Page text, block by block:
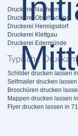
Druckerei Nattheim
Druckerei Oberhaching
Druckerei Hennigsdorf
Druckerei Klettgau
Druckerei Edermünde
Typische
Schilder drucken lassen
Selfmailer drucken
Broschüren drucken
Mappen drucken lassen
Flyer drucken lassen in